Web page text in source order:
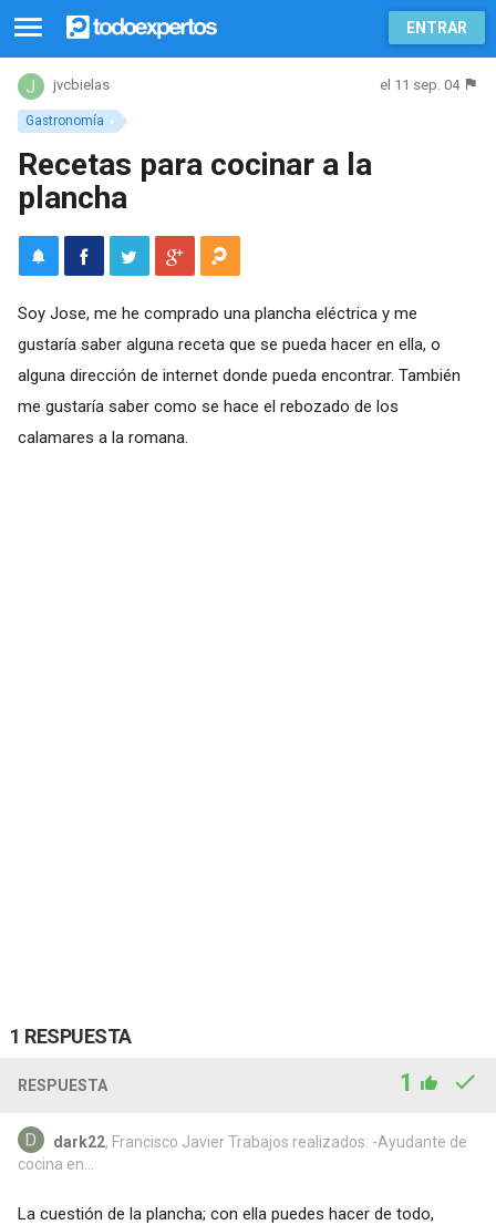
ENTRAR
Gastronomía
jvcbielas el 11 sep. 04
Recetas para cocinar a la
plancha
Soy Jose, me he comprado una plancha eléctrica y me
gustaría saber alguna receta que se pueda hacer en ella, o
alguna dirección de internet donde pueda encontrar. También
me gustaría saber como se hace el rebozado de los
calamares a la romana.
1 RESPUESTA
RESPUESTA 1
dark22, Francisco Javier Trabajos realizados: -Ayudante de
cocina en...
La cuestión de la plancha; con ella puedes hacer de todo,